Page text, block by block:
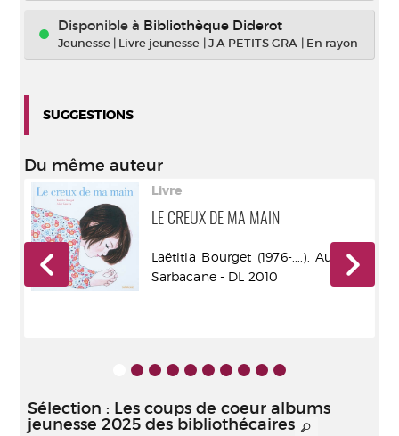
Disponible à Bibliothèque Diderot
Jeunesse | Livre jeunesse |J A PETITS GRA | En rayon
SUGGESTIONS
Du même auteur
Livre
LE CREUX DE MA MAIN
Laëtitia Bourget (1976-....). Auteur -
Sarbacane - DL 2010
Sélection : Les coups de coeur albums
jeunesse 2025 des bibliothécaires